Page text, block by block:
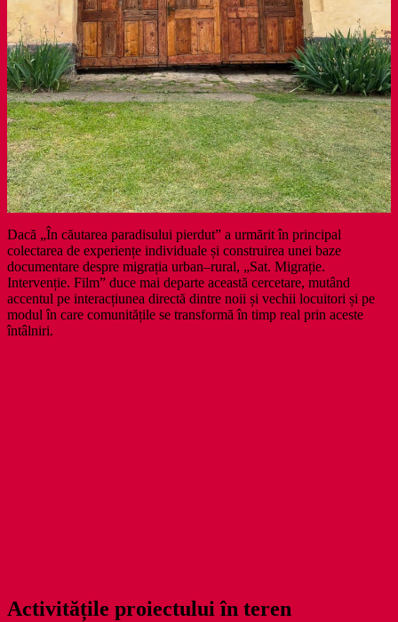
Dacă „În căutarea paradisului pierdut” a urmărit în principal
colectarea de experiențe individuale și construirea unei baze
documentare despre migrația urban–rural, „Sat. Migrație.
Intervenție. Film” duce mai departe această cercetare, mutând
accentul pe interacțiunea directă dintre noii și vechii locuitori și pe
modul în care comunitățile se transformă în timp real prin aceste
întâlniri.
Activitățile proiectului în teren